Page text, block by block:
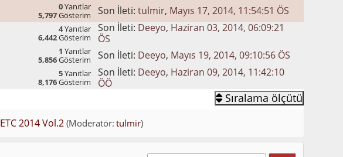
0Yanıtlar
5,797Gösterim Son İleti: tulmir, Mayıs 17, 2014, 11:54:51 ÖS
4Yanıtlar
6,442Gösterim
Son İleti: Deeyo, Haziran 03, 2014, 06:09:21
ÖS
1 Yanıtlar
5,856Gösterim Son İleti: Deeyo, Mayıs 19, 2014, 09:10:56 ÖS
5Yanıtlar
8,176Gösterim
Son İleti: Deeyo, Haziran 09, 2014, 11:42:10
ÖÖ
Sıralama ölçütü
ETC 2014 Vol.2 (Moderatör: tulmir)